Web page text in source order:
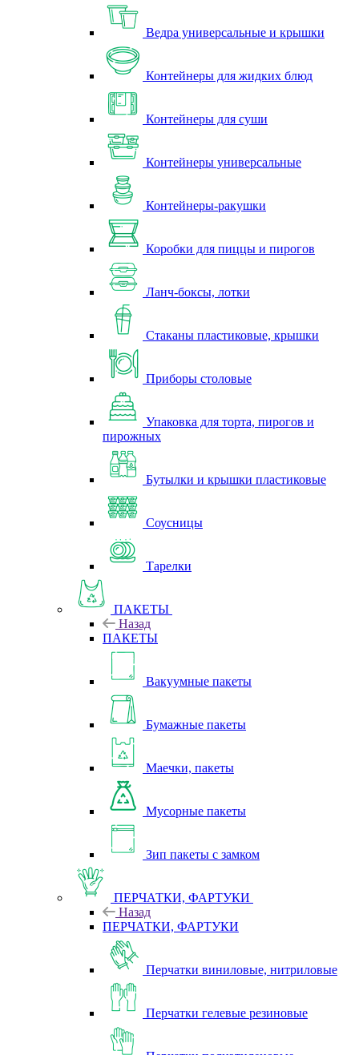
Ведра универсальные и крышки
Контейнеры для жидких блюд
Контейнеры для суши
Контейнеры универсальные
Контейнеры-ракушки
Коробки для пиццы и пирогов
Ланч-боксы, лотки
Стаканы пластиковые, крышки
Приборы столовые
Упаковка для торта, пирогов и
пирожных
Бутылки и крышки пластиковые
Соусницы
Тарелки
ПАКЕТЫ
Назад
ПАКЕТЫ
Вакуумные пакеты
Бумажные пакеты
Маечки, пакеты
Мусорные пакеты
Зип пакеты с замком
ПЕРЧАТКИ, ФАРТУКИ
Назад
ПЕРЧАТКИ, ФАРТУКИ
Перчатки виниловые, нитриловые
Перчатки гелевые резиновые